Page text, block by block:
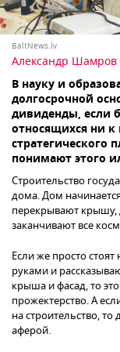
BaltNews.lv
Александр Шамров
В науку и
долгосрочной
дивиденды, если
относящихся ни
стратегического
понимают этого
Строительство
дома. Дом
перекрывают крышу,
заканчивают все
Если же просто
руками и
крыша и фасад, то
прожектерство. А
на строительство,
аферой.